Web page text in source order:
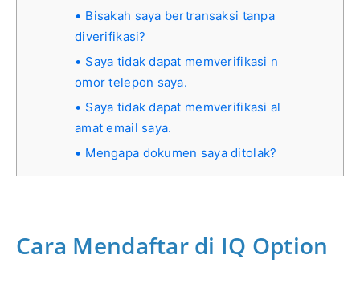
Bisakah saya bertransaksi tanpa
diverifikasi?
Saya tidak dapat memverifikasi n
omor telepon saya.
Saya tidak dapat memverifikasi al
amat email saya.
Mengapa dokumen saya ditolak?
Cara Mendaftar di IQ Option